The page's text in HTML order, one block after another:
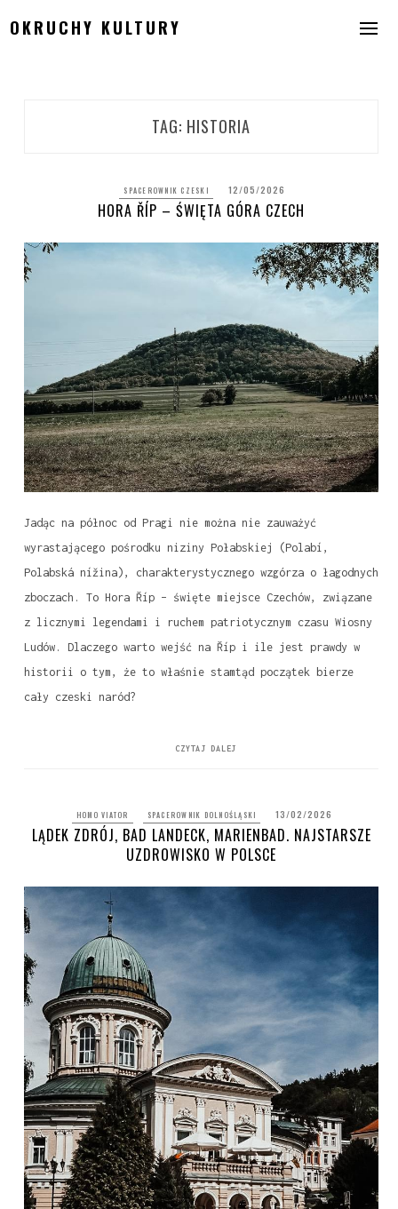
toOKRUCHY KULTURY
TAG: HISTORIA
SPACEROWNIK CZESKI 12/05/2026
HORA ŘÍP – ŚWIĘTA GÓRA CZECH
Jadąc na północ od Pragi nie można nie zauważyć
wyrastającego pośrodku niziny Połabskiej (Polabí,
Polabská nížina), charakterystycznego wzgórza o łagodnych
zboczach. To Hora Říp – święte miejsce Czechów, związane
z licznymi legendami i ruchem patriotycznym czasu Wiosny
Ludów. Dlaczego warto wejść na Říp i ile jest prawdy w
historii o tym, że to właśnie stamtąd początek bierze
cały czeski naród?
CZYTAJ DALEJ
HOMO VIATOR SPACEROWNIK DOLNOŚLĄSKI 13/02/2026
LĄDEK ZDRÓJ, BAD LANDECK, MARIENBAD. NAJSTARSZE
UZDROWISKO W POLSCE